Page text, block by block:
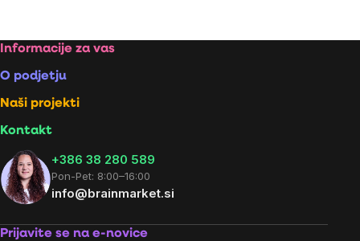
Footer
Informacije za vas
O podjetju
Naši projekti
Kontakt
+386 38 280 589
Pon-Pet: 8:00–16:00
info@brainmarket.si
Prijavite se na e-novice